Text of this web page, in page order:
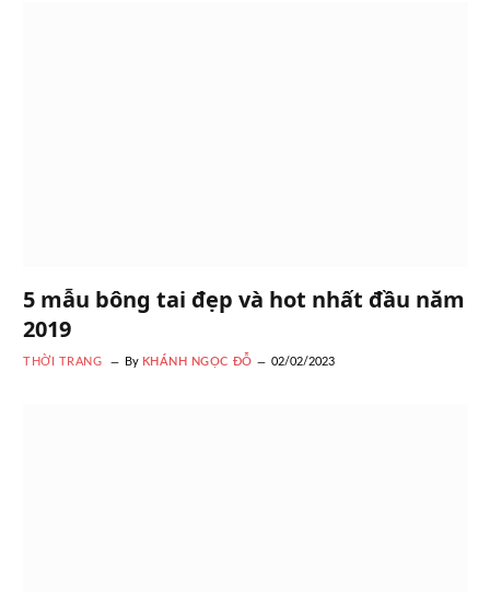
5 mẫu bông tai đẹp và hot nhất đầu năm
2019
THỜI TRANG By KHÁNH NGỌC ĐỖ 02/02/2023